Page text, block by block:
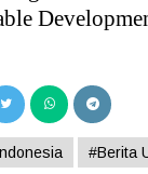
#Berita